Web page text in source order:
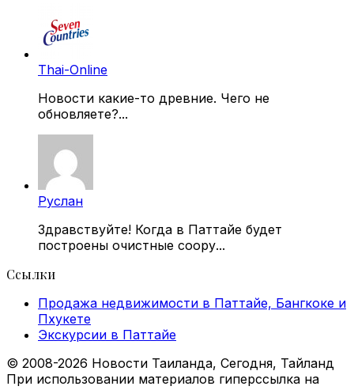
Thai-Online
Новости какие-то древние. Чего не
обновляете?...
Руслан
Здравствуйте! Когда в Паттайе будет
построены очистные соору...
Ссылки
Продажа недвижимости в Паттайе, Бангкоке и
Пхукете
Экскурсии в Паттайе
© 2008-2026 Новости Таиланда, Сегодня, Тайланд
При использовании материалов гиперссылка на